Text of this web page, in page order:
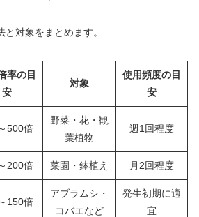
対象をまとめます。
率の目
安
対象
使用頻度の目
安
500倍
野菜・花・観
葉植物
週1回程度
200倍 菜園・鉢植え 月2回程度
150倍
アブラムシ・
コバエなど
発生初期に適
宜